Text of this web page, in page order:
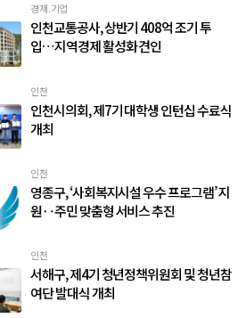
경제.기업
인천교통공사, 상반기 408억 조기 투
입…지역경제 활성화 견인
인천
인천시의회, 제7기 대학생 인턴십 수료식
개최
인천
영종구, ‘사회복지시설 우수 프로그램’ 지
원‥주민 맞춤형 서비스 추진
인천
서해구, 제4기 청년정책위원회 및 청년참
여단 발대식 개최